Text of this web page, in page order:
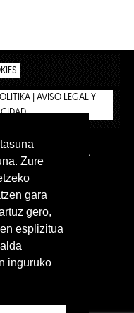
| AVISO LEGAL Y
TIENDA
Castellano
Zure
gara
gero,
esplizitua
inguruko